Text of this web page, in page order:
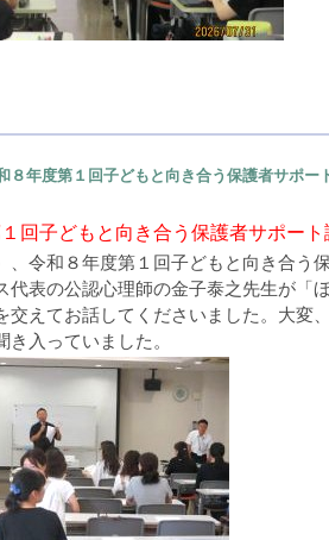
８年度第１回子どもと向き合う保護者サポー
回子どもと向き合う保護者サポート
、令和８年度第１回子どもと向き合う
代表の公認心理師の金子泰之先生が
交えてお話してくださいました。大変
き入っていました。